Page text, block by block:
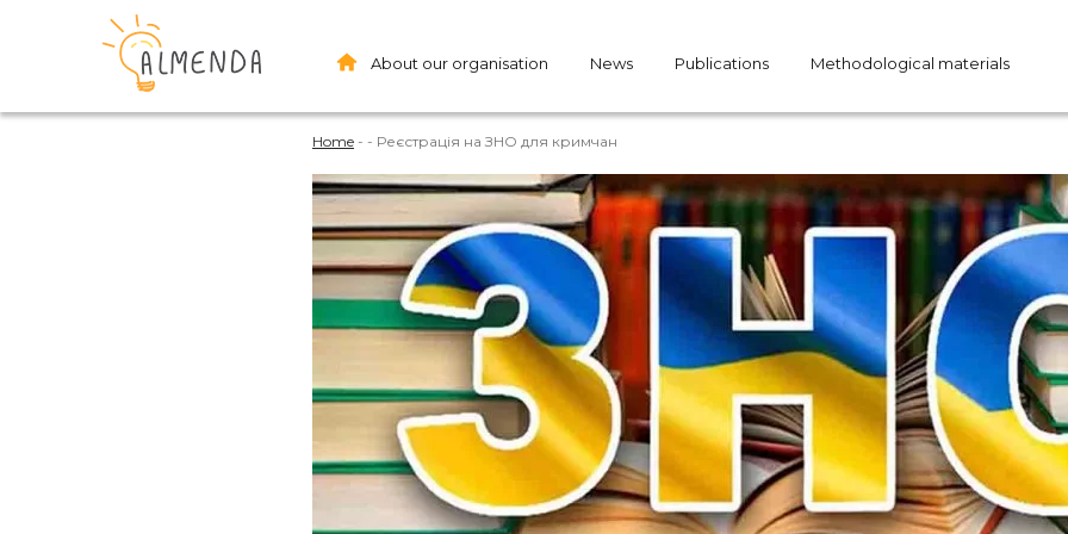
About our organisation News Publications Methodological materials
Home - - Реєстрація на ЗНО для кримчан